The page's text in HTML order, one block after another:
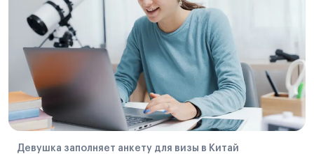
Девушка заполняет анкету для визы в Китай